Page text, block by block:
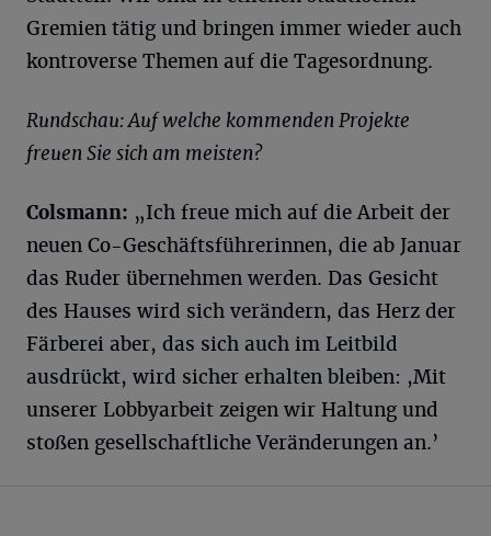
Gremien tätig und bringen immer wieder auch
kontroverse Themen auf die Tagesordnung.
Rundschau: Auf welche kommenden Projekte
freuen Sie sich am meisten?
Colsmann: „Ich freue mich auf die Arbeit der
neuen Co-Geschäftsführerinnen, die ab Januar
das Ruder übernehmen werden. Das Gesicht
des Hauses wird sich verändern, das Herz der
Färberei aber, das sich auch im Leitbild
ausdrückt, wird sicher erhalten bleiben: ,Mit
unserer Lobbyarbeit zeigen wir Haltung und
stoßen gesellschaftliche Veränderungen an.’